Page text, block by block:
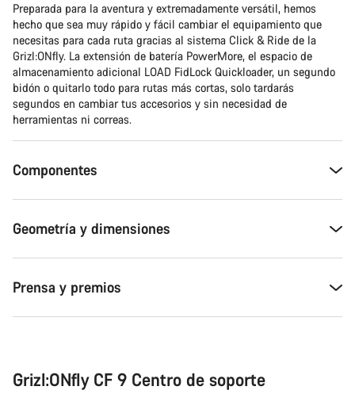
Preparada para la aventura y extremadamente versátil, hemos
hecho que sea muy rápido y fácil cambiar el equipamiento que
necesitas para cada ruta gracias al sistema Click & Ride de la
Grizl:ONfly. La extensión de batería PowerMore, el espacio de
almacenamiento adicional LOAD FidLock Quickloader, un segundo
bidón o quitarlo todo para rutas más cortas, solo tardarás
segundos en cambiar tus accesorios y sin necesidad de
herramientas ni correas.
Componentes
Geometría y dimensiones
Prensa y premios
Grizl:ONfly CF 9 Centro de soporte
Cerrar